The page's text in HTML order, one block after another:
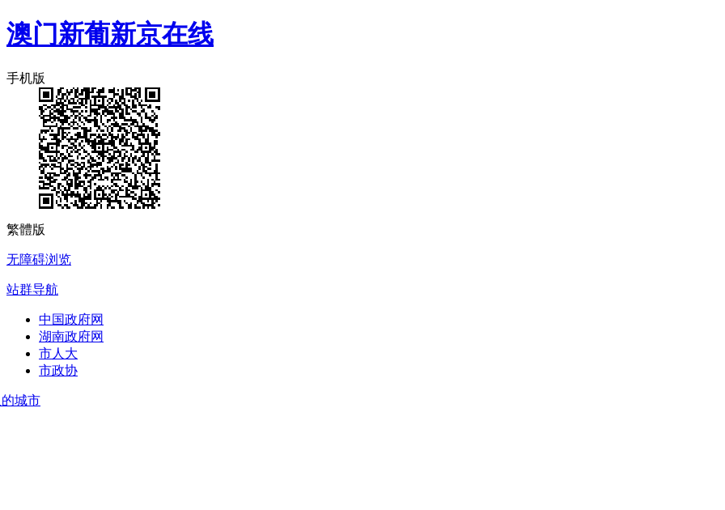
澳门新葡新京在线
手机版
繁體版
无障碍浏览
站群导航
中国政府网
湖南政府网
市人大
市政协
城市